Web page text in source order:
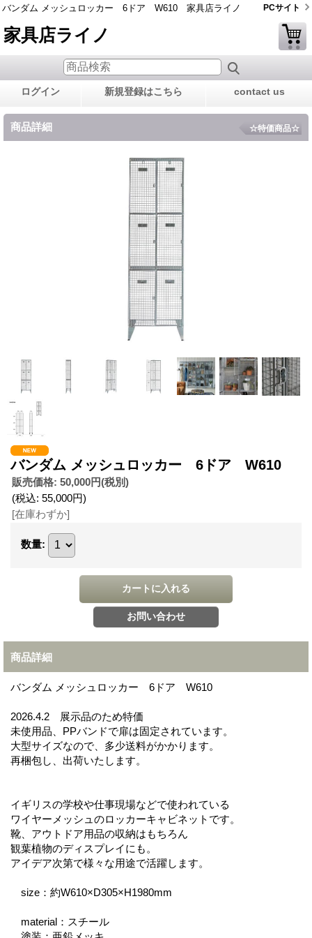
バンダム メッシュロッカー 6ドア W610 家具店ライノ PCサイト
家具店ライノ
ログイン 新規登録はこちら contact us
商品詳細 ☆特価商品☆
バンダム メッシュロッカー 6ドア W610
販売価格: 50,000円(税別)
(税込: 55,000円)
[在庫わずか]
数量:
商品詳細
バンダム メッシュロッカー 6ドア W610
2026.4.2 展示品のため特価
未使用品、PPバンドで扉は固定されています。
大型サイズなので、多少送料がかかります。
再梱包し、出荷いたします。
イギリスの学校や仕事現場などで使われている
ワイヤーメッシュのロッカーキャビネットです。
靴、アウトドア用品の収納はもちろん
観葉植物のディスプレイにも。
アイデア次第で様々な用途で活躍します。
size：約W610×D305×H1980mm
material：スチール